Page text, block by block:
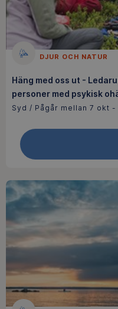
DJUR OCH NATUR
Häng med oss ut -
personer med psykisk
Syd / Pågår mellan 7 okt